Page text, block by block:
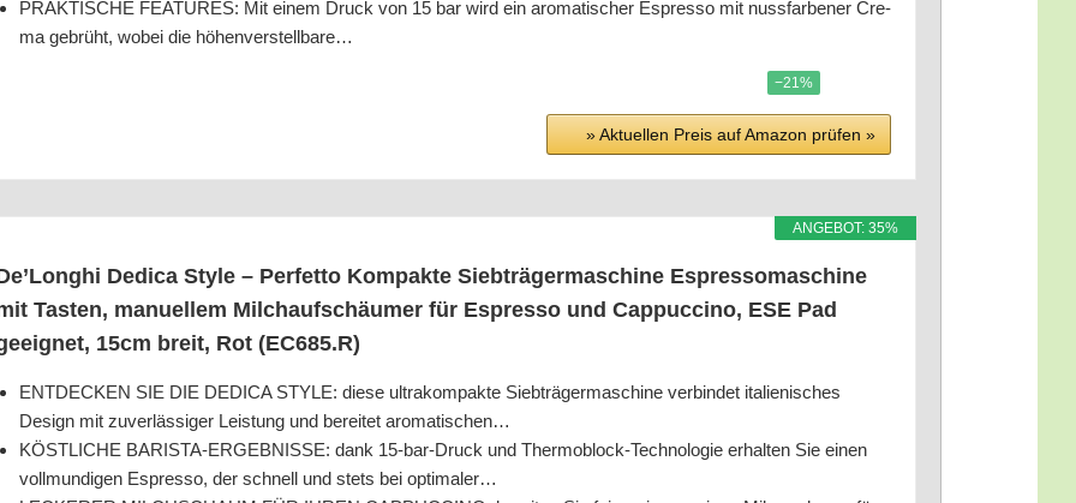
PRAKTISCHE FEATURES: Mit einem Druck von 15 bar wird ein aro­ma­ti­scher Espres­so mit nuss­far­be­ner Cre­
ma gebrüht, wobei die höhenverstellbare…
−21%
» Aktu­el­len Preis auf Ama­zon prü­fen »
ANGE­BOT: 35%
Dedi­ca Style – Per­fet­to Kom­pak­te Sieb­trä­ger­ma­schi­ne Espres­so­ma­schi­ne
Tas­ten, manu­el­lem Milch­auf­schäu­mer für Espres­so und Cap­puc­ci­no, ESE Pad
15cm breit, Rot (EC685.R)
ENTDECKEN SIE DIE DEDICA STYLE: die­se ultra­kom­pak­te Sieb­trä­ger­ma­schi­ne ver­bin­det ita­lie­ni­sches
Design mit zuver­läs­si­ger Leis­tung und berei­tet aromatischen…
KÖSTLICHE BARISTA-ERGEBNISSE: dank 15-bar-Druck und Ther­mo­block-Tech­no­lo­gie erhal­ten Sie einen
voll­mun­di­gen Espres­so, der schnell und stets bei optimaler…